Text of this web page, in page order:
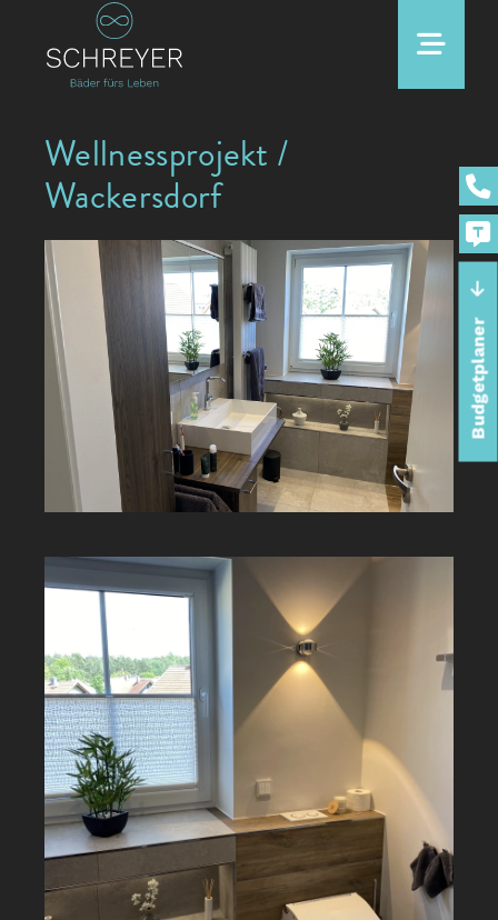
Wellnessprojekt /
Wackersdorf
Budgetplaner